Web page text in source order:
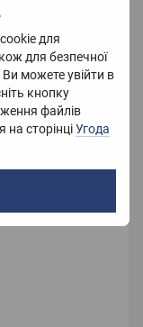
для
для безпечної
можете увійти в
кнопку
файлів
сторінціУгода